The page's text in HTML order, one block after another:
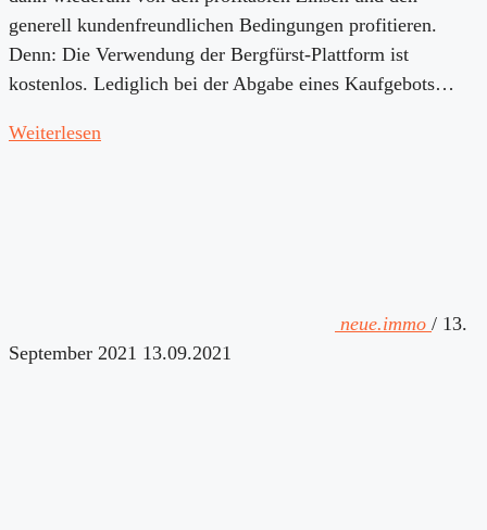
generell kundenfreundlichen Bedingungen profitieren.
Denn: Die Verwendung der Bergfürst-Plattform ist
kostenlos. Lediglich bei der Abgabe eines Kaufgebots…
Weiterlesen
neue.immo / 13.
September 2021 13.09.2021